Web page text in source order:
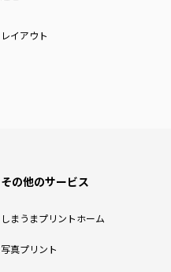
レイアウト
その他のサービス
しまうまプリントホーム
写真プリント